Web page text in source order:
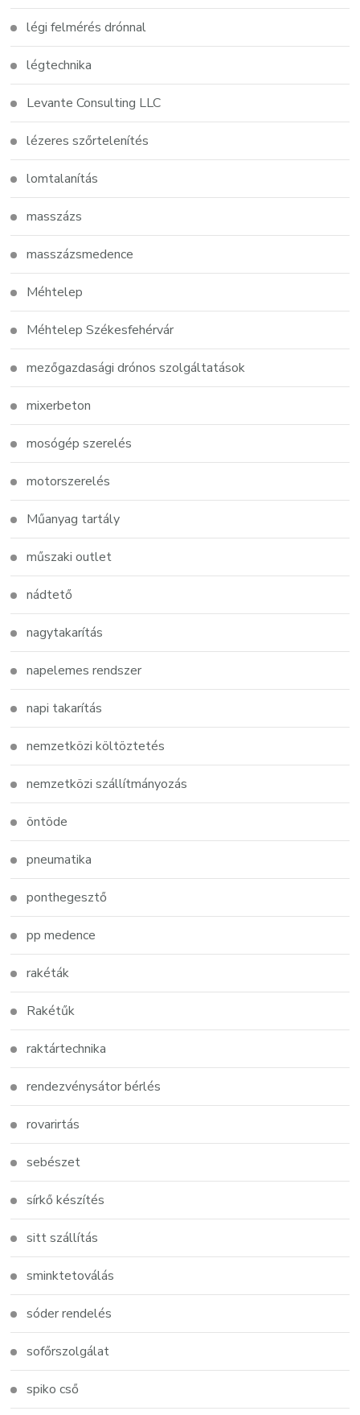
légi felmérés drónnal
légtechnika
Levante Consulting LLC
lézeres szőrtelenítés
lomtalanítás
masszázs
masszázsmedence
Méhtelep
Méhtelep Székesfehérvár
mezőgazdasági drónos szolgáltatások
mixerbeton
mosógép szerelés
motorszerelés
Műanyag tartály
műszaki outlet
nádtető
nagytakarítás
napelemes rendszer
napi takarítás
nemzetközi költöztetés
nemzetközi szállítmányozás
öntöde
pneumatika
ponthegesztő
pp medence
rakéták
Rakétűk
raktártechnika
rendezvénysátor bérlés
rovarirtás
sebészet
sírkő készítés
sitt szállítás
sminktetoválás
sóder rendelés
sofőrszolgálat
spiko cső